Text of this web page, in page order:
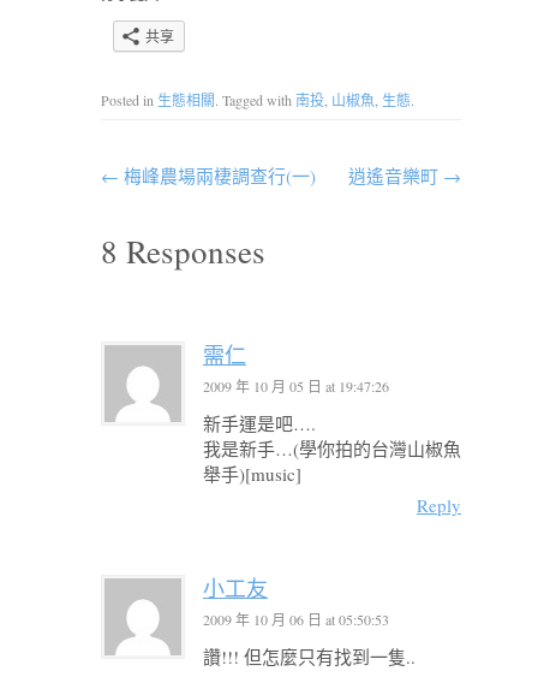
共享
Posted in 生態相關. Tagged with 南投 山椒魚 生態.
← 梅峰農場兩棲調查行(一) 逍遙音樂町 →
8 Responses
需仁
2009 年 10 月 05 日 at 19:47:26
新手運是吧….
我是新手…(學你拍的台灣山椒魚
舉手)[music]
Reply
小工友
2009 年 10 月 06 日 at 05:50:53
讚!!! 但怎麼只有找到一隻..